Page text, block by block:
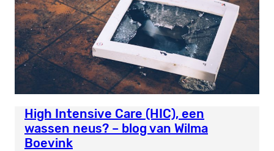
High Intensive Care (HIC), een
wassen neus? – blog van Wilma
Boevink